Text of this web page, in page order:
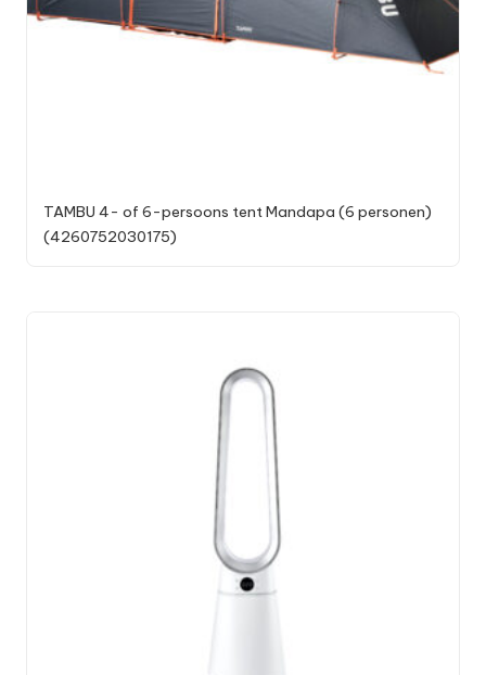
TAMBU 4- of 6-persoons tent Mandapa (6 personen)
(4260752030175)